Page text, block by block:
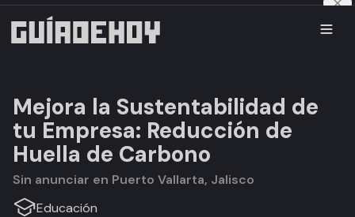
Mejora la Sustentabilidad de
tu Empresa: Reducción de
Huella de Carbono
Sin anunciar en Puerto Vallarta, Jalisco
Educación